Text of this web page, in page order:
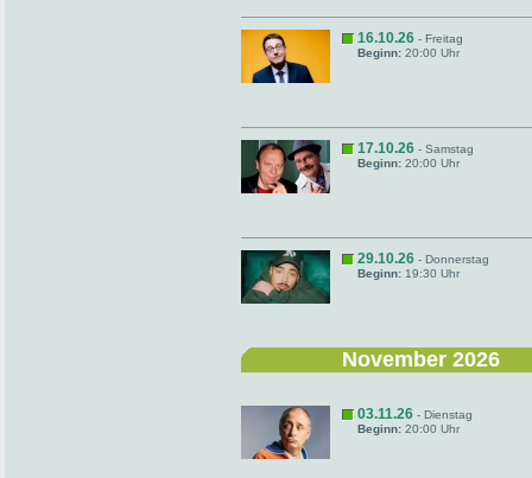
16.10.26 - Freitag
Beginn: 20:00 Uhr
17.10.26 - Samstag
Beginn: 20:00 Uhr
29.10.26 - Donnerstag
Beginn: 19:30 Uhr
November 2026
03.11.26 - Dienstag
Beginn: 20:00 Uhr